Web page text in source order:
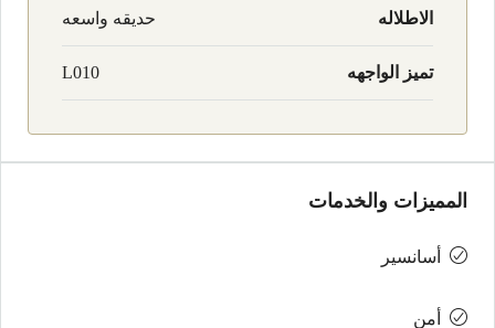
الاطلاله حديقه واسعه
تميز الواجهه L010
المميزات والخدمات
أسانسير
أمن